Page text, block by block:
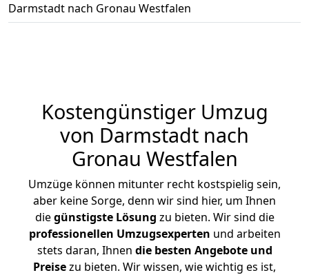
Darmstadt nach Gronau Westfalen
Kostengünstiger Umzug
von Darmstadt nach
Gronau Westfalen
Umzüge können mitunter recht kostspielig sein,
aber keine Sorge, denn wir sind hier, um Ihnen
diegünstigste Lösung zu bieten. Wir sind die
professionellen Umzugsexperten und arbeiten
stets daran, Ihnen die besten Angebote und
Preisezu bieten. Wir wissen, wie wichtig es ist,